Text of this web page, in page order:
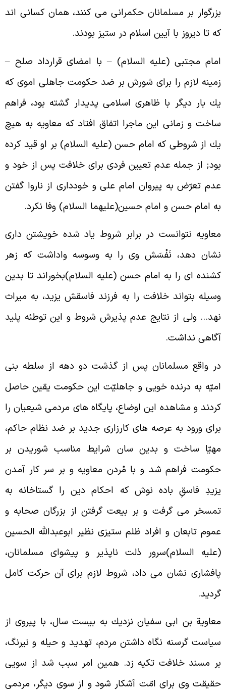
بر مسلمانان حكمرانى مى کنند، همان کسانى اند
تا ديروز با آيين اسلام در ستيز بودند.
مجتبى (عليه السلام) – با امضاى قرارداد صلح –
لازم را براى شورش بر ضد حكومت جاهلى اموى که
بار ديگر با ظاهرى اسلامى پديدار گشته بود، فراهم
و زمانى اين ماجرا اتفاق افتاد که معاويه به هيچ
از شروطى که امام حسن (عليه السلام) بر او قيد کرده
از جمله عدم تعيين فردى براى خلافت پس از خود و
تعرّض به پيروان امام على و خوددارى از ناروا گفتن
امام حسن و امام حسين(عليهما السلام) وفا نكرد.
نتوانست در برابر شروط ياد شده خويشتن دارى
دهد، نَفْسَش وى را به وسوسه واداشت که زهر
اى را به امام حسن (عليه السلام)بخوراند تا بدين
بتواند خلافت را به فرزند فاسقش يزيد، به ميراث
ولى از نتايج عدم پذيرش شروط و اين توطئه پليد
نداشت.
واقع مسلمانان پس از گذشت دو دهه از سلطه بنى
به درنده خويى و جاهليّت اين حكومت يقين حاصل
و مشاهده اين اوضاع، پايگاه هاى مردمى شيعيان را
ورود به عرصه هاى کارزارى جديد بر ضد نظام حاکم،
ساخت و بدين سان شرايط مناسب شوريدن بر
فراهم شد و با مُردن معاويه و بر سر کار آمدن
فاسقِ باده نوش که احكام دين را گستاخانه به
مى گرفت و بر بيعت گرفتن از بزرگان صحابه و
تابعان و افراد ظلم ستيزى نظير ابوعبدالله الحسين
السلام)سرور ذلت ناپذير و پيشواى مسلمانان،
نشان مى داد، شروط لازم براى آن حرکت کامل
بن ابى سفيان نزديك به بيست سال، با پيروى از
گرسنه نگاه داشتن مردم، تهديد و حيله و نيرنگ،
مسند خلافت تكيه زد. همين امر سبب شد از سويى
وى براى امّت آشكار شود و از سوى ديگر، مردمى